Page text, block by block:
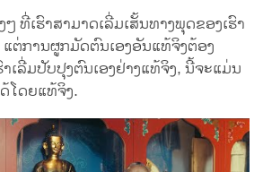
ທີ່ເຮົາສາມາດເລີ່ມເສັ້ນທາງພຸດຂອງເຮົາ
ແຕ່ການຜູກມັດຕົນເອງອັນແທ້ຈິງຕ້ອງ
ເລີ່ມປັບປຸງຕົນເອງຢ່າງແທ້ຈິງ, ນີ້ຈະແມ່ນ
ໂດຍແທ້ຈິງ.